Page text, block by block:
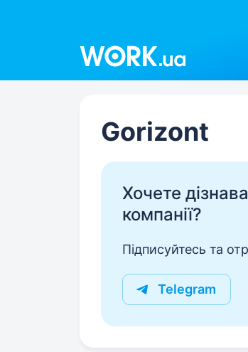
Gorizont
Хочете
компанії?
Підписуйтесь та
Telegram